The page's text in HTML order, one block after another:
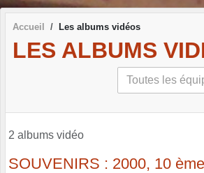
Accueil Les albums vidéos
LES ALBUMS
2 albums vidéo
SOUVENIRS : 2000, 10